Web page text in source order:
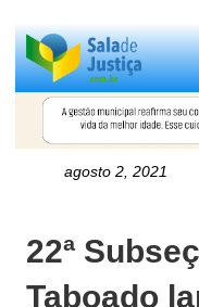
agosto 2, 2021
22ª
Taboado